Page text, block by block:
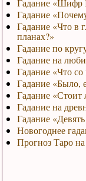
Гадание
Гадание «Что в
планах?»
Гадание по
Гадание на
Гадание «Что
Гадание «Было,
Гадание «Стоит
Гадание на
Гадание
Новогоднее
Прогноз Таро